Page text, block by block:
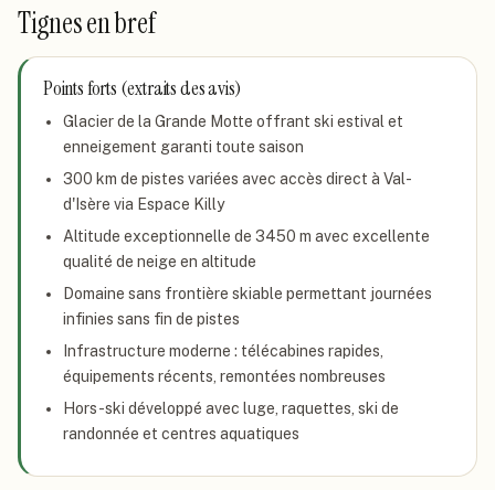
Tignesen bref
Points forts (extraits des avis)
Glacier de la Grande Motte offrant ski estival et
enneigement garanti toute saison
300 km de pistes variées avec accès direct à Val-
d'Isère via Espace Killy
Altitude exceptionnelle de 3450 m avec excellente
qualité de neige en altitude
Domaine sans frontière skiable permettant journées
infinies sans fin de pistes
Infrastructure moderne : télécabines rapides,
équipements récents, remontées nombreuses
Hors-ski développé avec luge, raquettes, ski de
randonnée et centres aquatiques